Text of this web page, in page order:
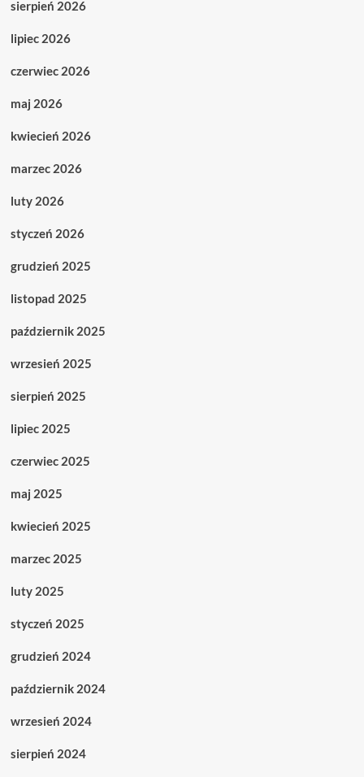
sierpień 2026
lipiec 2026
czerwiec 2026
maj 2026
kwiecień 2026
marzec 2026
luty 2026
styczeń 2026
grudzień 2025
listopad 2025
październik 2025
wrzesień 2025
sierpień 2025
lipiec 2025
czerwiec 2025
maj 2025
kwiecień 2025
marzec 2025
luty 2025
styczeń 2025
grudzień 2024
październik 2024
wrzesień 2024
sierpień 2024